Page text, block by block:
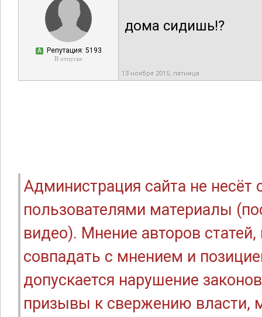
А Репутация: 5193
В отпуске
дома сидишь!?
13 ноября 2015, пятница
Администрация сайта не
пользователями материалы
видео). Мнение авторов
совпадать с мнением и
допускается нарушение
призывы к свержению власти,